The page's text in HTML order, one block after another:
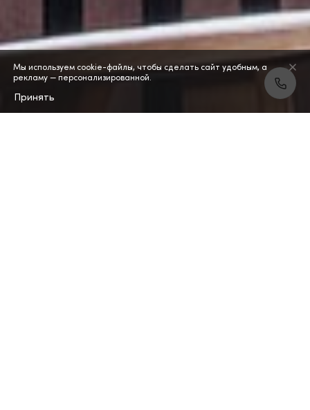
Мы используем cookie-файлы, чтобы сделать сайт удобным, а
рекламу — персонализированной.
Принять